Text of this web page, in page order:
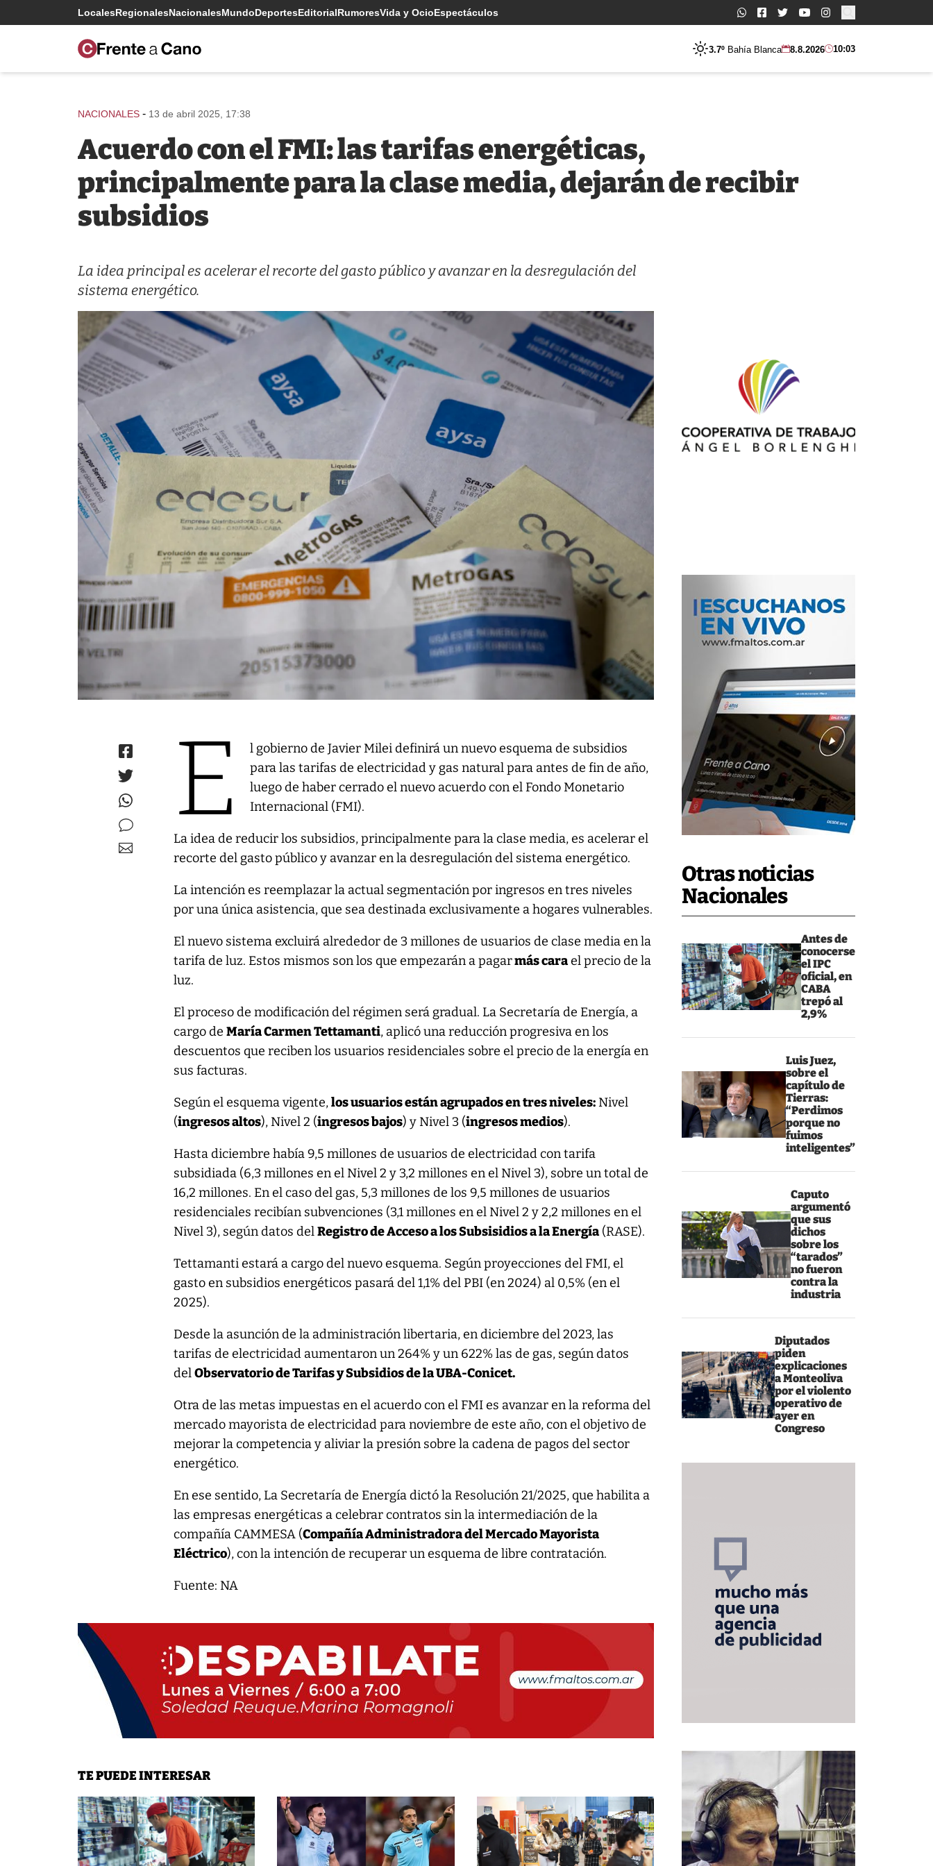
LocalesRegionalesNacionalesMundoDeportesEditorialRumoresVida y OcioEspectáculos Buscar:
3.7º Bahía Blanca 8.8.2026 10:03
Otras noticias
Nacionales
Antes de
conocerse
el IPC
oficial, en
CABA
trepó al
2,9%
Luis Juez,
sobre el
capítulo de
Tierras:
“Perdimos
porque no
fuimos
inteligentes”
Caputo
argumentó
que sus
dichos
sobre los
“tarados”
no fueron
contra la
industria
Diputados
piden
explicaciones
a Monteoliva
por el violento
operativo de
ayer en
Congreso
NACIONALES - 13 de abril 2025, 17:38
Acuerdo con el FMI: las tarifas energéticas,
principalmente para la clase media, dejarán de recibir
subsidios
La idea principal es acelerar el recorte del gasto público y avanzar en la desregulación del
sistema energético.
E
l gobierno de Javier Milei definirá un nuevo esquema de subsidios
para las tarifas de electricidad y gas natural para antes de fin de año,
luego de haber cerrado el nuevo acuerdo con el Fondo Monetario
Internacional (FMI).
La idea de reducir los subsidios, principalmente para la clase media, es acelerar el
recorte del gasto público y avanzar en la desregulación del sistema energético.
La intención es reemplazar la actual segmentación por ingresos en tres niveles
por una única asistencia, que sea destinada exclusivamente a hogares vulnerables.
El nuevo sistema excluirá alrededor de 3 millones de usuarios de clase media en la
tarifa de luz. Estos mismos son los que empezarán a pagarmás carael precio de la
luz.
El proceso de modificación del régimen será gradual. La Secretaría de Energía, a
cargo deMaría Carmen Tettamanti, aplicó una reducción progresiva en los
descuentos que reciben los usuarios residenciales sobre el precio de la energía en
sus facturas.
Según el esquema vigente,los usuarios están agrupados en tres niveles:Nivel
(ingresos altos), Nivel 2 (ingresos bajos) y Nivel 3 (ingresos medios).
Hasta diciembre había 9,5 millones de usuarios de electricidad con tarifa
subsidiada (6,3 millones en el Nivel 2 y 3,2 millones en el Nivel 3), sobre un total de
16,2 millones. En el caso del gas, 5,3 millones de los 9,5 millones de usuarios
residenciales recibían subvenciones (3,1 millones en el Nivel 2 y 2,2 millones en el
Nivel 3), según datos delRegistro de Acceso a los Subsisidios a la Energía(RASE).
Tettamanti estará a cargo del nuevo esquema. Según proyecciones del FMI, el
gasto en subsidios energéticos pasará del 1,1% del PBI (en 2024) al 0,5% (en el
2025).
Desde la asunción de la administración libertaria, en diciembre del 2023, las
tarifas de electricidad aumentaron un 264% y un 622% las de gas, según datos
delObservatorio de Tarifas y Subsidios de la UBA-Conicet.
Otra de las metas impuestas en el acuerdo con el FMI es avanzar en la reforma del
mercado mayorista de electricidad para noviembre de este año, con el objetivo de
mejorar la competencia y aliviar la presión sobre la cadena de pagos del sector
energético.
En ese sentido, La Secretaría de Energía dictó la Resolución 21/2025, que habilita a
las empresas energéticas a celebrar contratos sin la intermediación de la
compañía CAMMESA (Compañía Administradora del Mercado Mayorista
Eléctrico), con la intención de recuperar un esquema de libre contratación.
Fuente: NA
TE PUEDE INTERESAR